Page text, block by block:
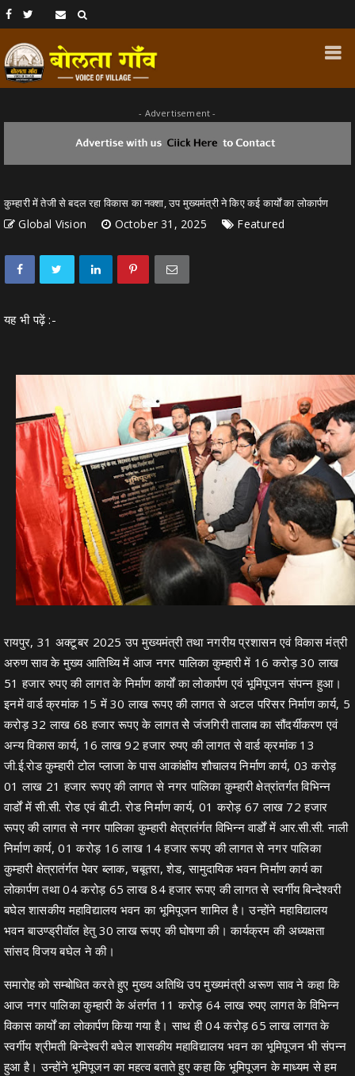
- Advertisement -
कुम्हारी में तेजी से बदल रहा विकास का नक्शा, उप मुख्यमंत्री ने किए कई कार्यों का लोकार्पण
Global Vision October 31, 2025 Featured
यह भी पढ़ें :-
रायपुर, 31 अक्टूबर 2025 उप मुख्यमंत्री तथा नगरीय प्रशासन एवं विकास मंत्री
अरुण साव के मुख्य आतिथ्यि में आज नगर पालिका कुम्हारी में 16 करोड़ 30 लाख
51 हजार रुपए की लागत के निर्माण कार्यों का लोकार्पण एवं भूमिपूजन संपन्न हुआ।
इनमें वार्ड क्रमांक 15 में 30 लाख रूपए की लागत से अटल परिसर निर्माण कार्य, 5
करोड़ 32 लाख 68 हजार रूपए के लागत सेे जंजगिरी तालाब का सौंदर्यीकरण एवं
अन्य विकास कार्य, 16 लाख 92 हजार रुपए की लागत से वार्ड क्रमांक 13
जी.ई.रोड कुम्हारी टोल प्लाजा के पास आकांक्षीय शौचालय निर्माण कार्य, 03 करोड़
01 लाख 21 हजार रूपए की लागत से नगर पालिका कुम्हारी क्षेत्रांतर्गत विभिन्न
वार्डों में सी.सी. रोड एवं बी.टी. रोड निर्माण कार्य, 01 करोड़ 67 लाख 72 हजार
रूपए की लागत से नगर पालिका कुम्हारी क्षेत्रातंर्गत विभिन्न वार्डों में आर.सी.सी. नाली
निर्माण कार्य, 01 करोड़ 16 लाख 14 हजार रूपए की लागत से नगर पालिका
कुम्हारी क्षेत्रातंर्गत पेवर ब्लाक, चबूतरा, शेड, सामुदायिक भवन निर्माण कार्य का
लोकार्पण तथा 04 करोड़ 65 लाख 84 हजार रूपए की लागत से स्वर्गीय बिन्देश्वरी
बघेल शासकीय महाविद्यालय भवन का भूमिपूजन शामिल है। उन्होंने महाविद्यालय
भवन बाउण्ड्रीवॉल हेतु 30 लाख रूपए की घोषणा की। कार्यक्रम की अध्यक्षता
सांसद विजय बघेल ने की।
समारोह को सम्बोधित करते हुए मुख्य अतिथि उप मुख्यमंत्री अरूण साव ने कहा कि
आज नगर पालिका कुम्हारी के अंतर्गत 11 करोड़ 64 लाख रुपए लागत के विभिन्न
विकास कार्यों का लोकार्पण किया गया है। साथ ही 04 करोड़ 65 लाख लागत के
स्वर्गीय श्रीमती बिन्देश्वरी बघेल शासकीय महाविद्यालय भवन का भूमिपूजन भी संपन्न
हुआ है। उन्होंने भूमिपूजन का महत्व बताते हुए कहा कि भूमिपूजन के माध्यम से हम